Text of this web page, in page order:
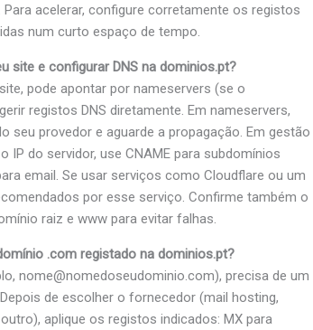
acelerar, configure corretamente os registos
num curto espaço de tempo.
site e configurar DNS na dominios.pt?
pode apontar por nameservers (se o
registos DNS diretamente. Em nameservers,
seu provedor e aguarde a propagação. Em gestão
IP do servidor, use CNAME para subdomínios
email. Se usar serviços como Cloudflare ou um
por esse serviço. Confirme também o
raiz e www para evitar falhas.
.com registado na dominios.pt?
nome@nomedoseudominio.com), precisa de um
de escolher o fornecedor (mail hosting,
aplique os registos indicados: MX para